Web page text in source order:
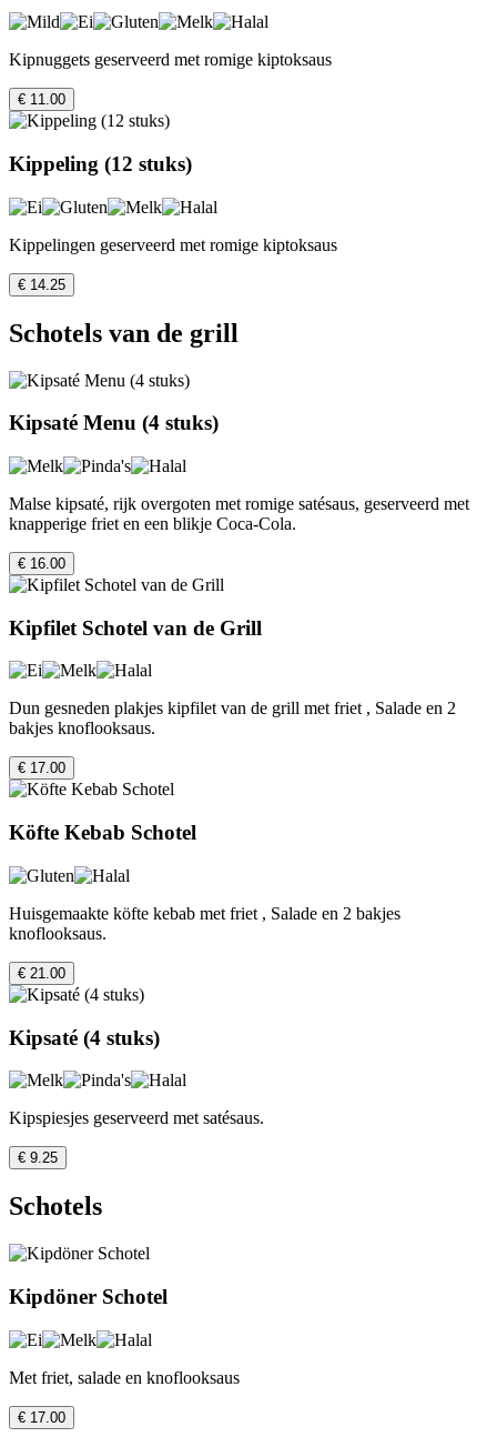
Kipnuggets geserveerd met romige kiptoksaus
€ 11.00
Kippeling (12 stuks)
Kippelingen geserveerd met romige kiptoksaus
€ 14.25
Schotels van de grill
Kipsaté Menu (4 stuks)
Malse kipsaté, rijk overgoten met romige satésaus, geserveerd met
knapperige friet en een blikje Coca-Cola.
€ 16.00
Kipfilet Schotel van de Grill
Dun gesneden plakjes kipfilet van de grill met friet , Salade en 2
bakjes knoflooksaus.
€ 17.00
Köfte Kebab Schotel
Huisgemaakte köfte kebab met friet , Salade en 2 bakjes
knoflooksaus.
€ 21.00
Kipsaté (4 stuks)
Kipspiesjes geserveerd met satésaus.
€ 9.25
Schotels
Kipdöner Schotel
Met friet, salade en knoflooksaus
€ 17.00